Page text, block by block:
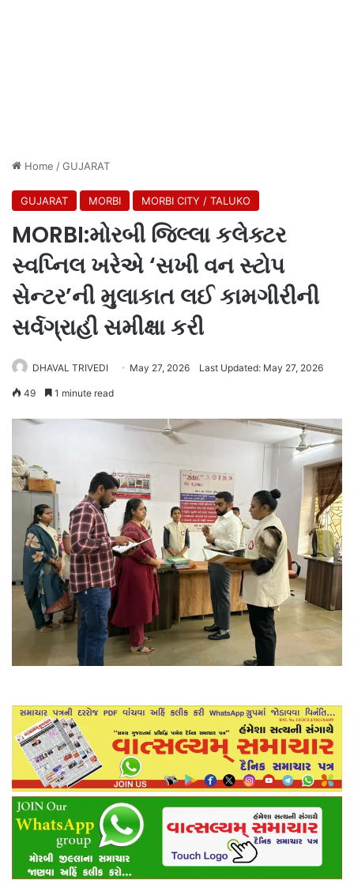
Home /GUJARAT
GUJARAT MORBI MORBI CITY / TALUKO
MORBI:મોરબી જિલ્લા કલેક્ટર
સ્વપ્નિલ ખરેએ ‘સખી વન સ્ટોપ
સેન્ટર’ની મુલાકાત લઈ કામગીરીની
સર્વગ્રાહી સમીક્ષા કરી
DHAVAL TRIVEDI May 27, 2026 Last Updated: May 27, 2026
49 1 minute read